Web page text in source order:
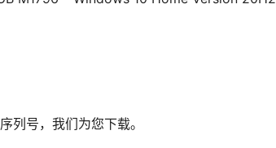
列号，我们为您下载。